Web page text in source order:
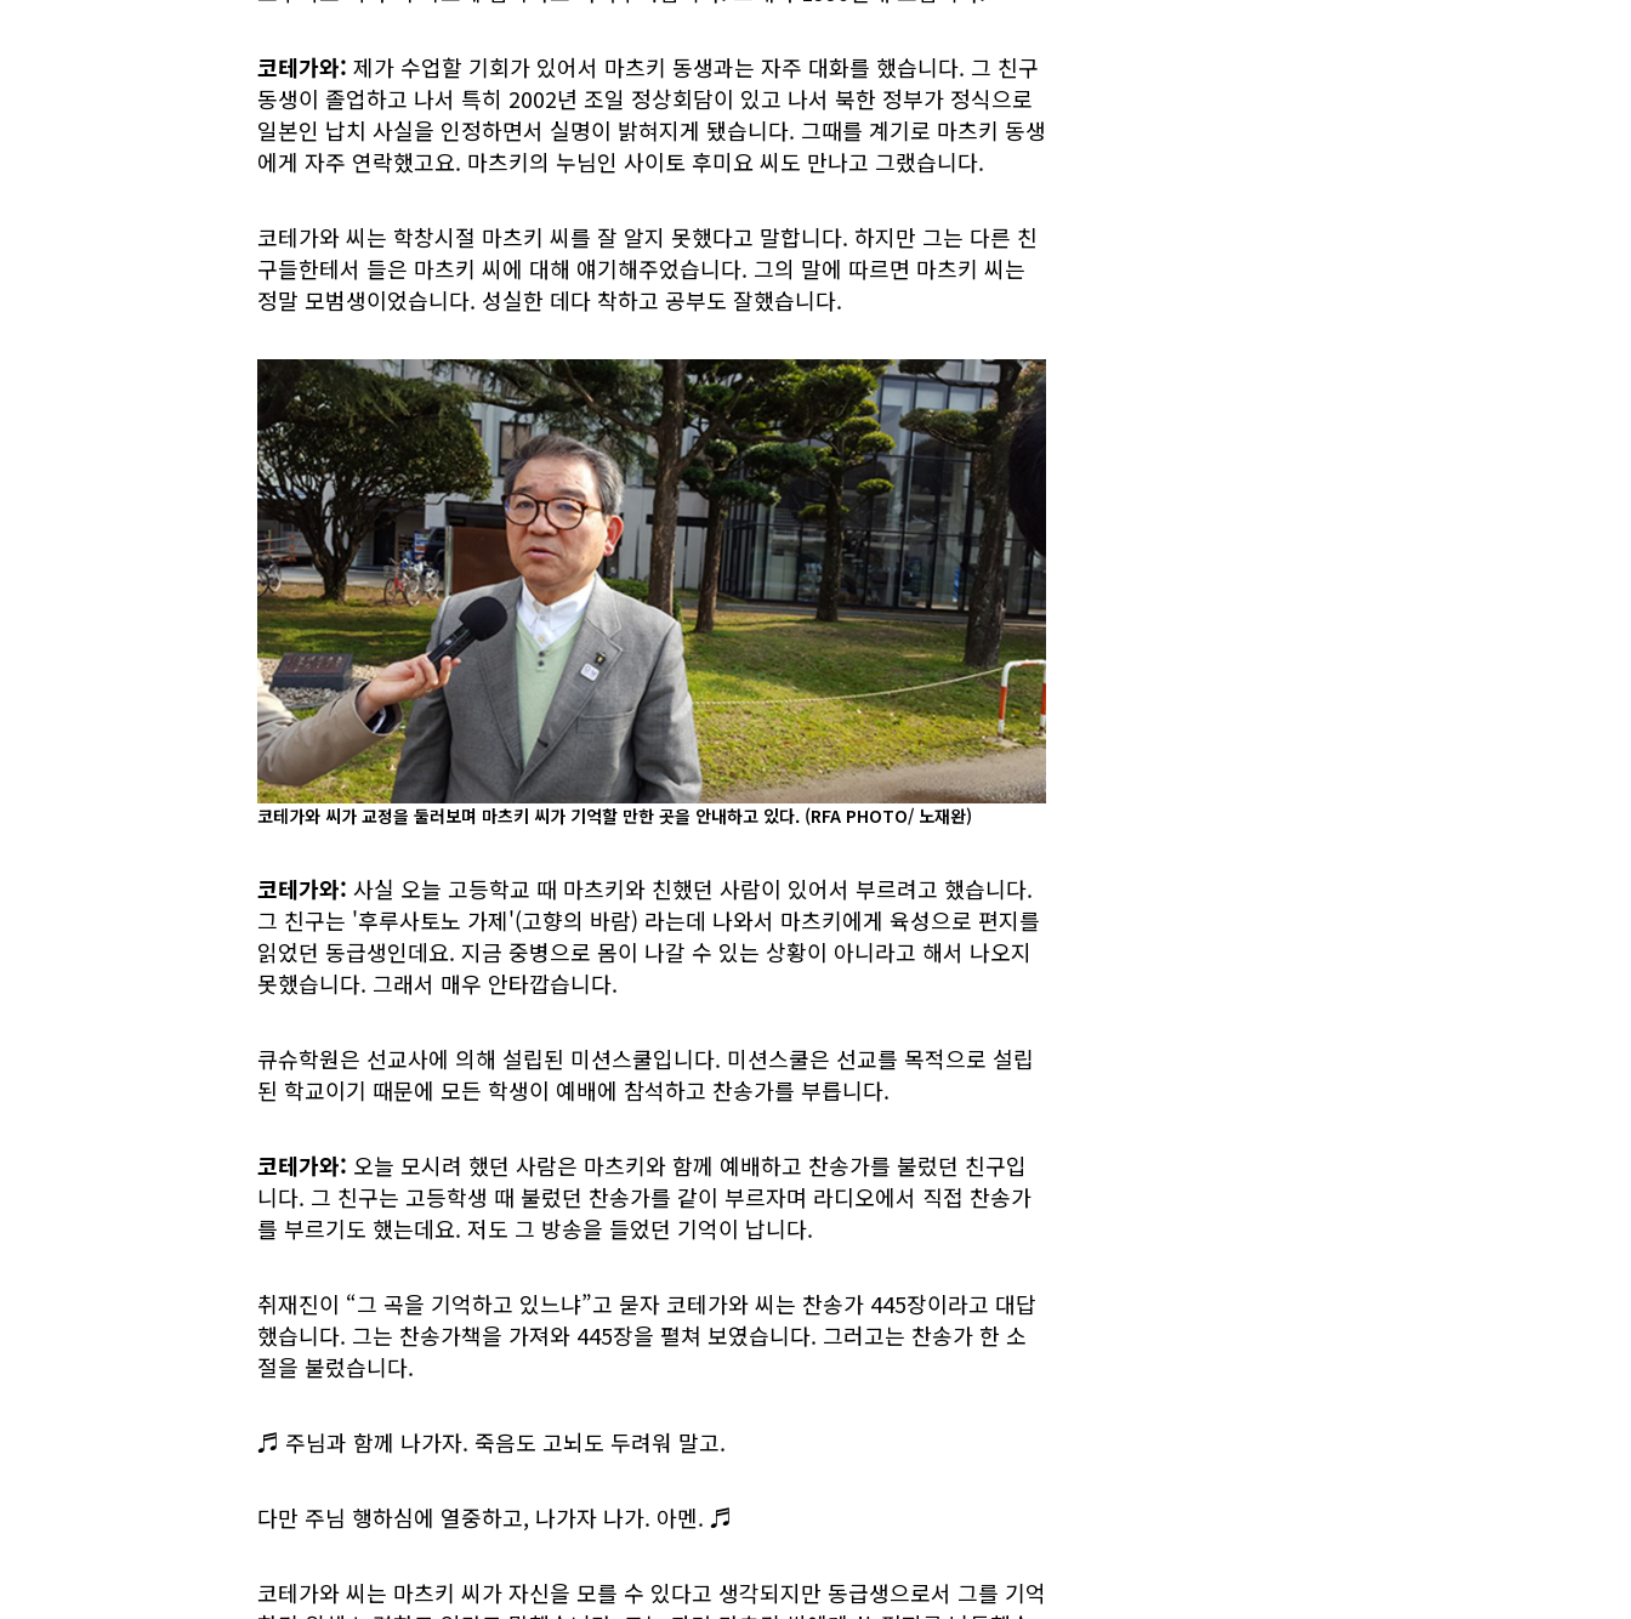
코테가와: 제가 수업할 기회가 있어서 마츠키 동생과는 자주 대화를 했습니다. 그 친구
동생이 졸업하고 나서 특히 2002년 조일 정상회담이 있고 나서 북한 정부가 정식으로
일본인 납치 사실을 인정하면서 실명이 밝혀지게 됐습니다. 그때를 계기로 마츠키 동생
에게 자주 연락했고요. 마츠키의 누님인 사이토 후미요 씨도 만나고 그랬습니다.
코테가와 씨는 학창시절 마츠키 씨를 잘 알지 못했다고 말합니다. 하지만 그는 다른 친
구들한테서 들은 마츠키 씨에 대해 얘기해주었습니다. 그의 말에 따르면 마츠키 씨는
정말 모범생이었습니다. 성실한 데다 착하고 공부도 잘했습니다.
코테가와 씨가 교정을 둘러보며 마츠키 씨가 기억할 만한 곳을 안내하고 있다. (RFA PHOTO/ 노재완)
코테가와: 사실 오늘 고등학교 때 마츠키와 친했던 사람이 있어서 부르려고 했습니다.
그 친구는 '후루사토노 가제'(고향의 바람) 라는데 나와서 마츠키에게 육성으로 편지를
읽었던 동급생인데요. 지금 중병으로 몸이 나갈 수 있는 상황이 아니라고 해서 나오지
못했습니다. 그래서 매우 안타깝습니다.
큐슈학원은 선교사에 의해 설립된 미션스쿨입니다. 미션스쿨은 선교를 목적으로 설립
된 학교이기 때문에 모든 학생이 예배에 참석하고 찬송가를 부릅니다.
코테가와: 오늘 모시려 했던 사람은 마츠키와 함께 예배하고 찬송가를 불렀던 친구입
니다. 그 친구는 고등학생 때 불렀던 찬송가를 같이 부르자며 라디오에서 직접 찬송가
를 부르기도 했는데요. 저도 그 방송을 들었던 기억이 납니다.
취재진이 “그 곡을 기억하고 있느냐”고 묻자 코테가와 씨는 찬송가 445장이라고 대답
했습니다. 그는 찬송가책을 가져와 445장을 펼쳐 보였습니다. 그러고는 찬송가 한 소
절을 불렀습니다.
♬ 주님과 함께 나가자. 죽음도 고뇌도 두려워 말고.
다만 주님 행하심에 열중하고, 나가자 나가. 아멘. ♬
코테가와 씨는 마츠키 씨가 자신을 모를 수 있다고 생각되지만 동급생으로서 그를 기억